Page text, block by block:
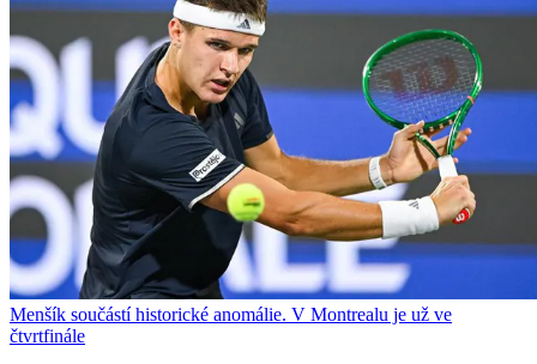
Menšík součástí historické anomálie. V Montrealu je už ve
čtvrtfinále